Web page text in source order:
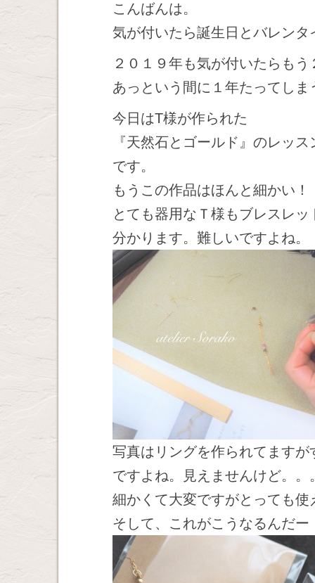
こんばんは。
気が付いたら誕生日とバレン
２０１９年も気が付いたらも
あっという間に１年たってし
今日はT様が作られた
『天然石とゴールド』のレッ
です。
もうこの作品はほんと細かい！
とても器用なＴ様もブレスレ
分かります。難しいですよね。
写真はリングを作られてます
ですよね。見えませんけど。。
細かくて大変ですがとっても
そして、これがこうなるんだ